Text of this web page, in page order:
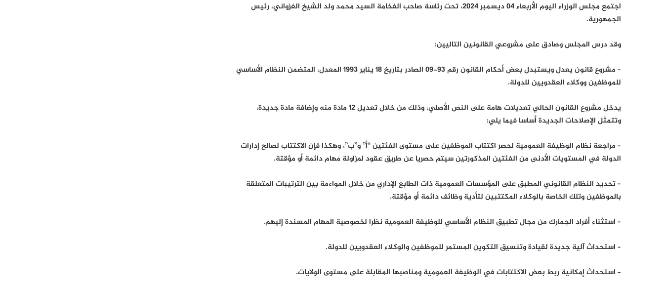
اجتمع مجلس الوزراء اليوم الأربعاء 04 ديسمبر 2024، تحت رئاسة صاحب الفخامة السيد محمد ولد الشيخ الغزواني، رئيس
الجمهورية.
وقد درس المجلس وصادق على مشروعي القانونين التاليين:
– مشروع قانون يعدل ويستبدل بعض أحكام القانون رقم 93-09 الصادر بتاريخ 18 يناير 1993 المعدل، المتضمن النظام الأساسي
للموظفين ووكلاء العقدويين للدولة.
يدخل مشروع القانون الحالي تعديلات هامة على النص الأصلي، وذلك من خلال تعديل 12 مادة منه وإضافة مادة جديدة،
وتتمثل الإصلاحات الجديدة أساسا فيما يلي:
– مراجعة نظام الوظيفة العمومية لحصر اكتتاب الموظفين على مستوى الفئتين “أ” و”ب”، وهكذا فإن الاكتتاب لصالح إدارات
الدولة في المستويات الأدنى من الفئتين المذكورتين سيتم حصريا عن طريق عقود لمزاولة مهام دائمة أو مؤقتة.
– تحديد النظام القانوني المطبق على المؤسسات العمومية ذات الطابع الإداري من خلال المواءمة بين الترتيبات المتعلقة
بالموظفين وتلك الخاصة بالوكلاء المكتتبين لتأدية وظائف دائمة أو مؤقتة.
– استثناء أفراد الجمارك من مجال تطبيق النظام الأساسي للوظيفة العمومية نظرا لخصوصية المهام المسندة إليهم.
– استحداث آلية جديدة لقيادة وتنسيق التكوين المستمر للموظفين والوكلاء العقدويين للدولة.
– استحداث إمكانية ربط بعض الاكتتابات في الوظيفة العمومية ومناصبها المقابلة على مستوى الولايات.